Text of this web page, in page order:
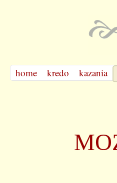
home kredo kazania